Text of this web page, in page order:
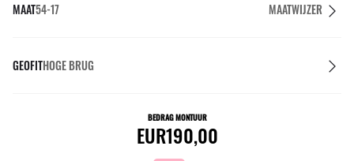
MAAT54-17 MAATWIJZER
GEOFITHOGE BRUG
BEDRAG MONTUUR
EUR190,00